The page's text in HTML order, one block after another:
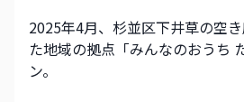
2025年4月、杉並区下井草の空
た地域の拠点「みんなのおうち
ン。